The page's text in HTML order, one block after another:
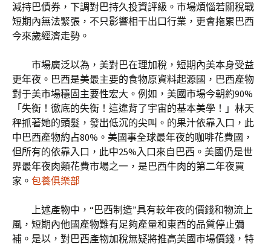
減持巴債券，下調對巴持久投資評級。市場煩惱若關稅戰
短期內無法緊張，不只影響相干出口行業，更會拖累巴西
今來歲經濟走勢。
市場廣泛以為，美對巴在理加稅，短期內美本身受益
更年夜。巴西是美最主要的食物原資料起源國，巴西產物
對于美市場穩固主要性宏大。例如，美國市場今朝約90%
「失衡！徹底的失衡！這違背了宇宙的基本美學！」林天
秤抓著她的頭髮，發出低沉的尖叫。的果汁依靠入口，此
中巴西產物約占80%。美國事全球最年夜的咖啡花費國，
但所有的依靠入口，此中25%入口來自巴西。美國仍是世
界最年夜肉類花費市場之一，是巴西牛肉的第二年夜買
家。 包養俱樂部
上述產物中，“巴西制造”具有較年夜的價錢和物流上
風，短期內他國產物難有足夠產量和東西的品質停止彌
補。是以，對巴西產物加稅無疑將推高美國市場價錢，特